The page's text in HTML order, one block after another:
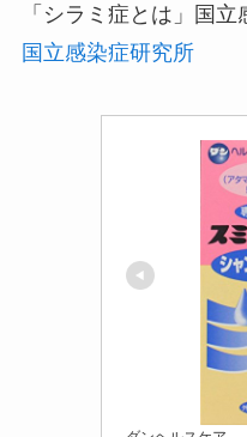
「シラミ症とは」国
国立感染症研究所